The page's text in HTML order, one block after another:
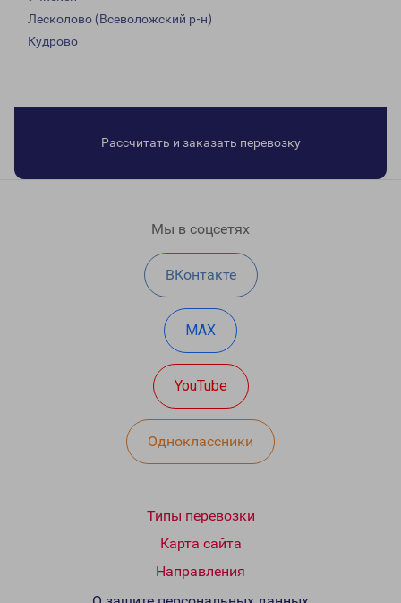
Лесколово (Всеволожский р-н)
Кудрово
Рассчитать и заказать перевозку
Мы в соцсетях
ВКонтакте
MAX
YouTube
Одноклассники
Типы перевозки
Карта сайта
Направления